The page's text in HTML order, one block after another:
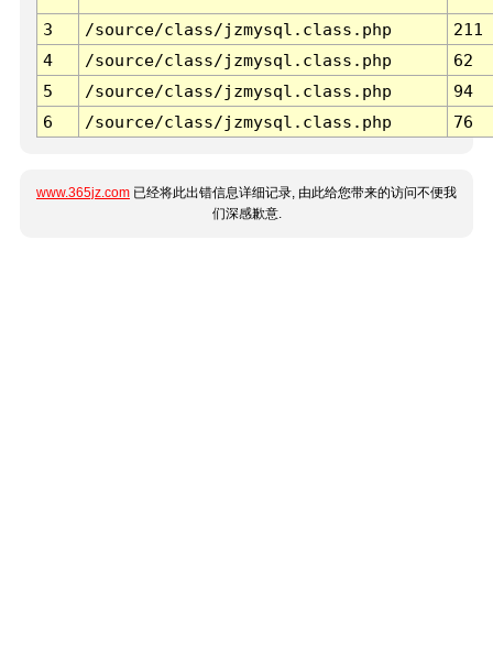
3 /source/class/jzmysql.class.php
211
4
/source/class/jzmysql.class.php
62
5
/source/class/jzmysql.class.php
94
6
/source/class/jzmysql.class.php 76
www.365jz.com 已经将此出错信息详细记录, 由此给您带来的访问不便我
们深感歉意.